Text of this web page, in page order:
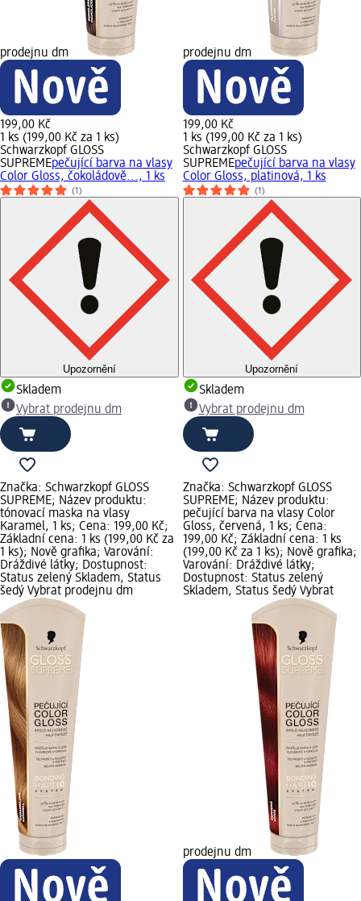
prodejnu dm
199,00 Kč
1 ks (199,00 Kč za 1 ks)
Schwarzkopf GLOSS
SUPREMEpečující barva na vlasy
Color Gloss, čokoládově..., 1 ks
(1)
Upozornění
Skladem
Vybrat prodejnu dm
prodejnu dm
199,00 Kč
1 ks (199,00 Kč za 1 ks)
Schwarzkopf GLOSS
SUPREMEpečující barva na vlasy
Color Gloss, platinová, 1 ks
(1)
Upozornění
Skladem
Vybrat prodejnu dm
Značka: Schwarzkopf GLOSS
SUPREME; Název produktu:
tónovací maska na vlasy
Karamel, 1 ks; Cena: 199,00 Kč;
Základní cena: 1 ks (199,00 Kč za
1 ks); Nově grafika; Varování:
Dráždivé látky; Dostupnost:
Status zelený Skladem, Status
šedý Vybrat prodejnu dm
Značka: Schwarzkopf GLOSS
SUPREME; Název produktu:
pečující barva na vlasy Color
Gloss, červená, 1 ks; Cena:
199,00 Kč; Základní cena: 1 ks
(199,00 Kč za 1 ks); Nově grafika;
Varování: Dráždivé látky;
Dostupnost: Status zelený
Skladem, Status šedý Vybrat
prodejnu dm